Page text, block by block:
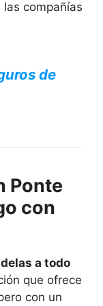
compañías
de
Ponte
con
a todo
que ofrece
con un